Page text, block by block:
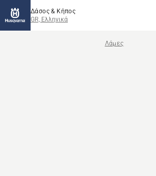
Δάσος & Κήπος
GR, Ελληνικά
Λάμες